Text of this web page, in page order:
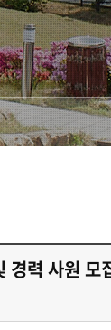
력 사원 모